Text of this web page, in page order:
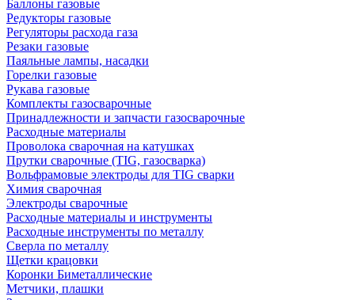
Баллоны газовые
Редукторы газовые
Регуляторы расхода газа
Резаки газовые
Паяльные лампы, насадки
Горелки газовые
Рукава газовые
Комплекты газосварочные
Принадлежности и запчасти газосварочные
Расходные материалы
Проволока сварочная на катушках
Прутки сварочные (TIG, газосварка)
Вольфрамовые электроды для TIG сварки
Химия сварочная
Электроды сварочные
Расходные материалы и инструменты
Расходные инструменты по металлу
Сверла по металлу
Щетки крацовки
Коронки Биметаллические
Метчики, плашки